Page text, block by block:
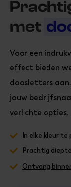
met
Voor een
effect bieden
doosletters
jouw
verlichte opties.
In elke kleur te
Prachtig
Ontvang